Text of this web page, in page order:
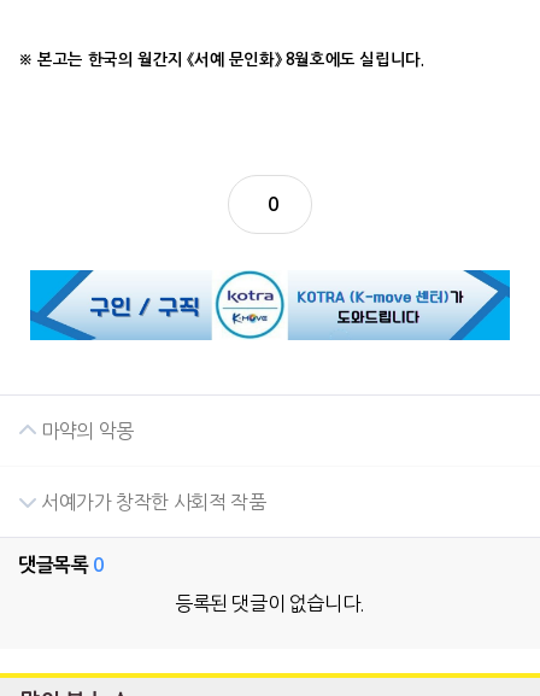
※ 본고는 한국의 월간지 《서예 문인화》 8월호에도 실립니다.
0
마약의 악몽
서예가가 창작한 사회적 작품
댓글목록 0
등록된 댓글이 없습니다.